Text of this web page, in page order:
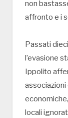
non
affronto e i
Passati
l’evasione
Ippolito
locali